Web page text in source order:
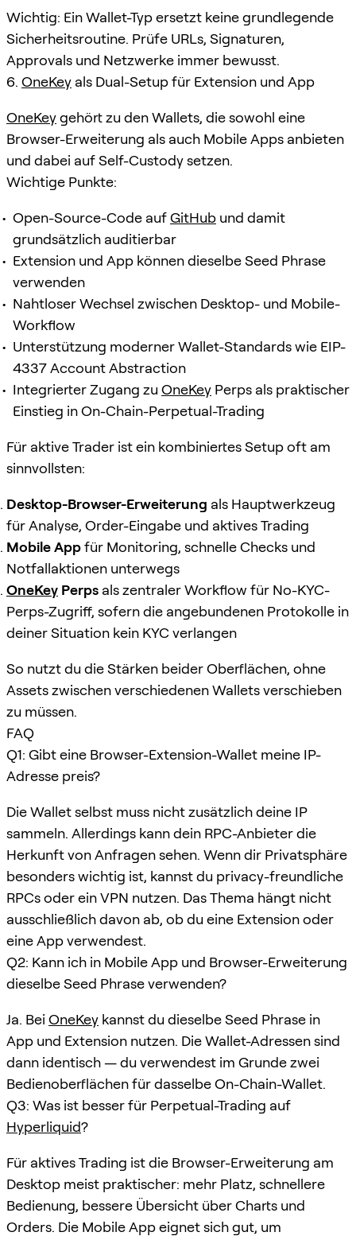
Wichtig: Ein Wallet-Typ ersetzt keine grundlegende
Sicherheitsroutine. Prüfe URLs, Signaturen,
Approvals und Netzwerke immer bewusst.
6. OneKey als Dual-Setup für Extension und App
OneKeygehört zu den Wallets, die sowohl eine
Browser-Erweiterung als auch Mobile Apps anbieten
und dabei auf Self-Custody setzen.
Wichtige Punkte:
Open-Source-Code aufGitHub und damit
grundsätzlich auditierbar
Extension und App können dieselbe Seed Phrase
verwenden
Nahtloser Wechsel zwischen Desktop- und Mobile-
Workflow
Unterstützung moderner Wallet-Standards wie EIP-
4337 Account Abstraction
Integrierter Zugang zu OneKey Perps als praktischer
Einstieg in On-Chain-Perpetual-Trading
Für aktive Trader ist ein kombiniertes Setup oft am
sinnvollsten:
Desktop-Browser-Erweiterung als Hauptwerkzeug
für Analyse, Order-Eingabe und aktives Trading
Mobile Appfür Monitoring, schnelle Checks und
Notfallaktionen unterwegs
OneKey Perps als zentraler Workflow für No-KYC-
Perps-Zugriff, sofern die angebundenen Protokolle in
deiner Situation kein KYC verlangen
So nutzt du die Stärken beider Oberflächen, ohne
Assets zwischen verschiedenen Wallets verschieben
zu müssen.
FAQ
Q1: Gibt eine Browser-Extension-Wallet meine IP-
Adresse preis?
Die Wallet selbst muss nicht zusätzlich deine IP
sammeln. Allerdings kann dein RPC-Anbieter die
Herkunft von Anfragen sehen. Wenn dir Privatsphäre
besonders wichtig ist, kannst du privacy-freundliche
RPCs oder ein VPN nutzen. Das Thema hängt nicht
ausschließlich davon ab, ob du eine Extension oder
eine App verwendest.
Q2: Kann ich in Mobile App und Browser-Erweiterung
dieselbe Seed Phrase verwenden?
Ja. Bei OneKey kannst du dieselbe Seed Phrase in
App und Extension nutzen. Die Wallet-Adressen sind
dann identisch — du verwendest im Grunde zwei
Bedienoberflächen für dasselbe On-Chain-Wallet.
Q3: Was ist besser für Perpetual-Trading auf
Hyperliquid?
Für aktives Trading ist die Browser-Erweiterung am
Desktop meist praktischer: mehr Platz, schnellere
Bedienung, bessere Übersicht über Charts und
Orders. Die Mobile App eignet sich gut, um